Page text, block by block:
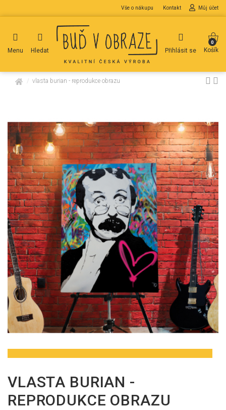
Vše o nákupu Kontakt Můj účet
Menu Hledat Přihlásit se
0
Košík
domů vlasta burian - reprodukce obrazu
VLASTA BURIAN -
REPRODUKCE OBRAZU